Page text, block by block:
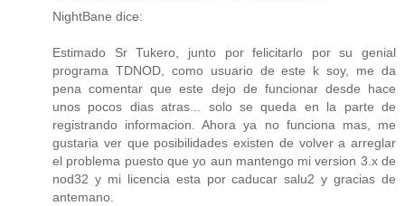
NightBane dice:
Estimado Sr Tukero, junto por felicitarlo por su genial
programa TDNOD, como usuario de este k soy, me da
pena comentar que este dejo de funcionar desde hace
unos pocos dias atras... solo se queda en la parte de
registrando informacion. Ahora ya no funciona mas, me
gustaria ver que posibilidades existen de volver a arreglar
el problema puesto que yo aun mantengo mi version 3.x de
nod32 y mi licencia esta por caducar salu2 y gracias de
antemano.